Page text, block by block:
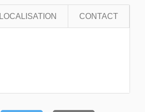
LOCALISATION CONTACT